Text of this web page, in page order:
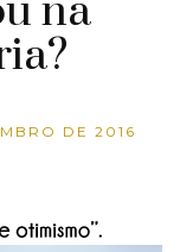
na
DE 2016